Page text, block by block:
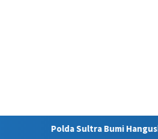
Bumi Hanguskan 5,4 Kg